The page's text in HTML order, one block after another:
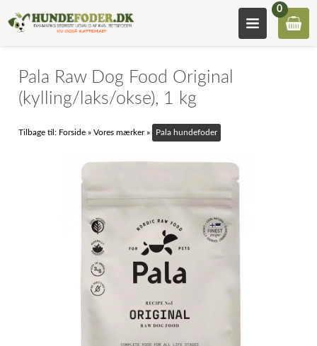
0
Pala Raw Dog Food Original
(kylling/laks/okse), 1 kg
Tilbage til: Forside »Vores mærker» Pala hundefoder